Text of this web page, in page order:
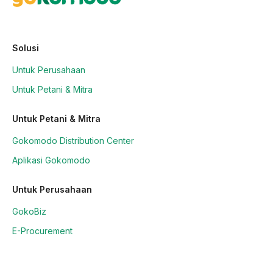
Solusi
Untuk Perusahaan
Untuk Petani & Mitra
Untuk Petani & Mitra
Gokomodo Distribution Center
Aplikasi Gokomodo
Untuk Perusahaan
GokoBiz
E-Procurement